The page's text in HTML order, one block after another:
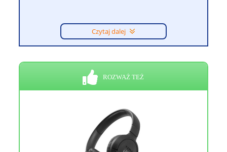
Czytaj dalej
ROZWAŻ TEŻ